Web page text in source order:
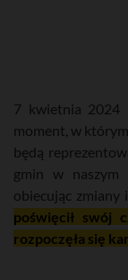
7 kwietnia 2024
moment, w
będą
gmin w naszym
obiecując zmiany
poświęcił swój
rozpoczęła się